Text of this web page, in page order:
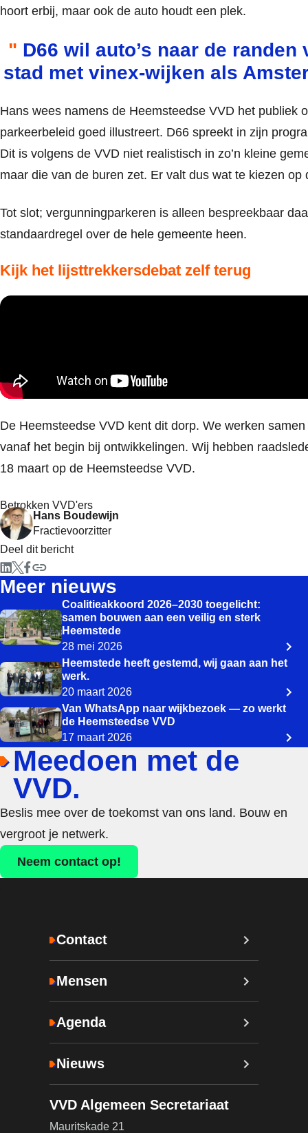
hoort erbij, maar ook de auto houdt een plek.
D66 wil auto’s naar de
stad met vinex-wijken als
Hans wees namens de Heemsteedse VVD het publiek
parkeerbeleid goed illustreert. D66 spreekt in zijn
Dit is volgens de VVD niet realistisch in zo’n kleine
maar die van de buren zet. Er valt dus wat te kiezen op
Tot slot; vergunningparkeren is alleen bespreekbaar
standaardregel over de hele gemeente heen.
Kijk het lijsttrekkersdebat zelf terug
De Heemsteedse VVD kent dit dorp. We werken
vanaf het begin bij ontwikkelingen. Wij hebben
18 maart op de Heemsteedse VVD.
Betrokken VVD'ers
Hans Boudewijn
Fractievoorzitter
Deel dit bericht
Meer nieuws
Coalitieakkoord 2026–2030 toegelicht:
samen bouwen aan een veilig en sterk
Heemstede
28 mei 2026
Heemstede heeft gestemd, wij gaan aan het
werk.
20 maart 2026
Van WhatsApp naar wijkbezoek — zo werkt
de Heemsteedse VVD
17 maart 2026
Meedoen met de
VVD.
Beslis mee over de toekomst van ons land. Bouw en
vergroot je netwerk.
Neem contact op!
Contact
Mensen
Agenda
Nieuws
VVD Algemeen Secretariaat
Mauritskade 21